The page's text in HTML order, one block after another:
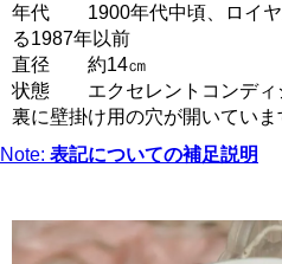
年代 1900年代中頃、ロイヤ
る1987年以前
直径 約14㎝
状態 エクセレントコンディ
裏に壁掛け用の穴が開いていま
Note: 表記についての補足説明